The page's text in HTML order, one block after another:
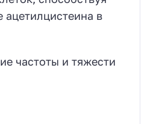
в
частоты и тяжести